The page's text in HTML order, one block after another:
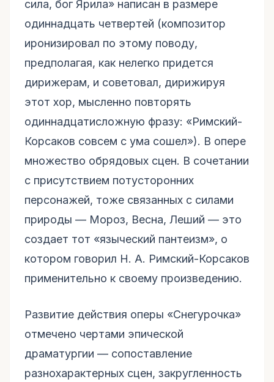
сила, бог Ярила» написан в размере
одиннадцать четвертей (композитор
иронизировал по этому поводу,
предполагая, как нелегко придется
дирижерам, и советовал, дирижируя
этот хор, мысленно повторять
одиннадцатисложную фразу: «Римский-
Корсаков совсем с ума сошел»). В опере
множество обрядовых сцен. В сочетании
с присутствием потусторонних
персонажей, тоже связанных с силами
природы — Мороз, Весна, Леший — это
создает тот «языческий пантеизм», о
котором говорил Н. А. Римский-Корсаков
применительно к своему произведению.
Развитие действия оперы «Снегурочка»
отмечено чертами эпической
драматургии — сопоставление
разнохарактерных сцен, закругленность